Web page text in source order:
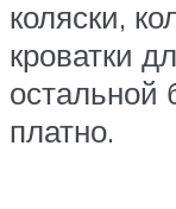
коляски,
кроватки
остальной
платно.